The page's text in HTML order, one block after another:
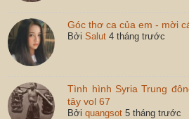
Góc thơ ca của em - mời
BởiSalut 4 tháng trước
Tình hình Syria Trung
tây vol 67
Bởiquangsot 5 tháng trước